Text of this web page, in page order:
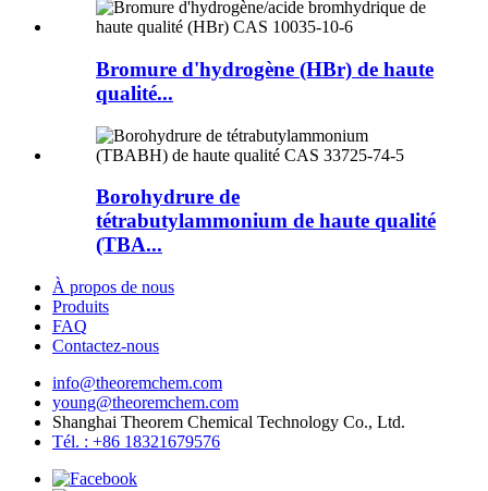
Bromure d'hydrogène (HBr) de haute
qualité...
Borohydrure de
tétrabutylammonium de haute qualité
(TBA...
À propos de nous
Produits
FAQ
Contactez-nous
info@theoremchem.com
young@theoremchem.com
Shanghai Theorem Chemical Technology Co., Ltd.
Tél. : +86 18321679576